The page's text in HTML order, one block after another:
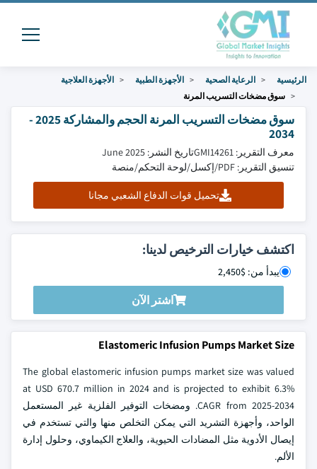
الرئيسية الرعاية الصحية الأجهزة الطبية
الأجهزة العلاجية
سوق مضخات التسريب المرنة
سوق مضخات التسريب المرنة الحجم والمشاركة 2025 -
2034
معرف التقرير: GMI14261
تاريخ النشر: June 2025
تنسيق التقرير: PDF/إكسل/لوحة التحكم/منصة
تحميل قوات الدفاع الشعبي مجانا
اكتشف خيارات الترخيص لدينا:
يبدأ من: $2,450
اشتر الآن
Elastomeric Infusion Pumps Market Size
The global elastomeric infusion pumps market size was valued
at USD 670.7 million in 2024 and is projected to exhibit 6.3%
CAGR from 2025-2034. ومضخات التوفير الفلزية غير المستعمل
الواحد، وأجهزة التشريد التي يمكن التخلص منها والتي تستخدم في
إيصال الأدوية مثل المضادات الحيوية، والعلاج الكيماوي، وحلول إدارة
الألم.